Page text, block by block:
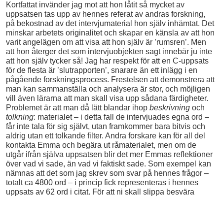
Kortfattat invänder jag mot att hon låtit så mycket av
uppsatsen tas upp av hennes referat av andras forskning,
på bekostnad av det intervjumaterial hon själv inhämtat. Det
minskar arbetets originalitet och skapar en känsla av att hon
varit angelägen om att visa att hon själv är ’rumsren’. Men
att hon återger det som intervjuobjekten sagt innebär ju inte
att hon själv tycker så! Jag har respekt för att en C-uppsats
för de flesta är ’slutrapporten’, snarare än ett inlägg i en
pågående forskningsprocess. Frestelsen att demonstrera att
man kan sammanställa och analysera är stor, och möjligen
vill även lärarna att man skall visa upp sådana färdigheter.
Problemet är att man då lätt blandar ihop beskrivning och
tolkning: materialet – i detta fall de intervjuades egna ord –
får inte tala för sig självt, utan framkommer bara bitvis och
aldrig utan ett tolkande filter. Andra forskare kan för all del
kontakta Emma och begära ut råmaterialet, men om de
utgår ifrån själva uppsatsen blir det mer Emmas reflektioner
över vad vi sade, än vad vi faktiskt sade. Som exempel kan
nämnas att det som jag skrev som svar på hennes frågor –
totalt ca 4800 ord – i princip fick representeras i hennes
uppsats av 62 ord i citat. För att ni skall slippa besvära